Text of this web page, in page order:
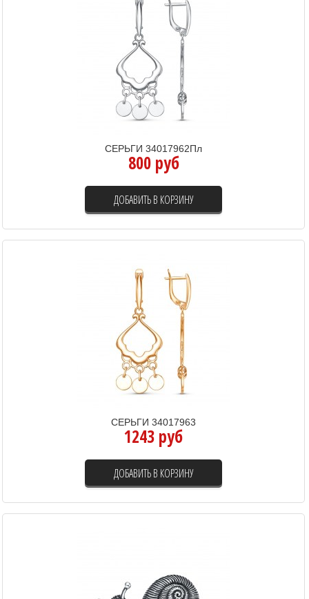
СЕРЬГИ 34017962Пл
800 руб
ДОБАВИТЬ В КОРЗИНУ
СЕРЬГИ 34017963
1243 руб
ДОБАВИТЬ В КОРЗИНУ